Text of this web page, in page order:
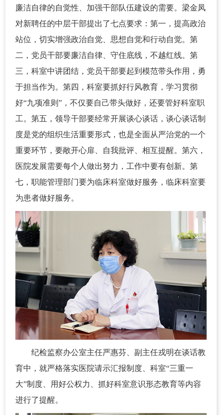
廉洁自律的自觉性、加强干部队伍建设的需要。梁金凤
对新聘任的中层干部提出了七点要求：第一，提高政治
站位，切实增强政治自觉、思想自觉和行动自觉。第
二，党员干部要廉洁自律、守住底线，不越红线。第
三，科室中讲团结，党员干部要起到模范带头作用，勇
于担当作为。第四，科室要抓好行风教育，学习贯彻
好“九项准则”，不仅要自己带头做好，还要管好科室职
工。第五，领导干部要经常开展谈心谈话，谈心谈话制
度是党的组织生活重要形式，也是全面从严治党的一个
重要环节，要敞开心扉、自我批评、相互提醒。第六，
医院发展需要每个人做出努力，工作中要有创新。第
七，职能管理部门要为临床科室做好服务，临床科室要
为患者做好服务。
纪检监察办公室主任严惠芬、副主任戎明在谈话教
育中，就严格落实医院请示汇报制度、科室“三重一
大”制度、用好公权力、抓好科室意识形态教育等内容
进行了提醒。